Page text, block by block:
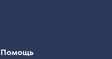
Помощь